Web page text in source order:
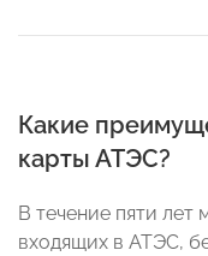
Какие
карты АТЭС?
В течение пяти лет
входящих в АТЭС,